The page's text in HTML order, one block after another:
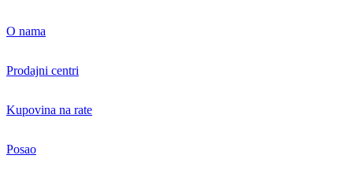
O nama
Prodajni centri
Kupovina na rate
Posao